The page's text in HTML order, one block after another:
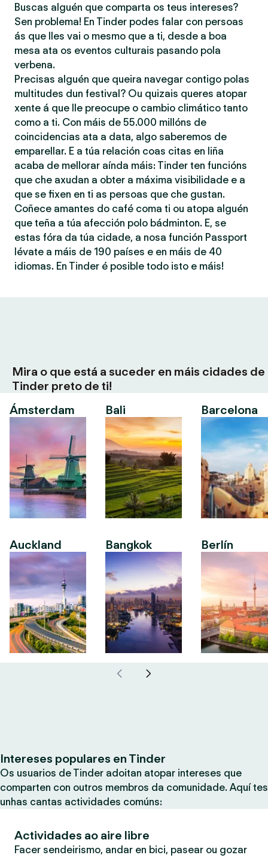
Buscas alguén que comparta os teus intereses?
Sen problema! En Tinder podes falar con persoas
ás que lles vai o mesmo que a ti, desde a boa
mesa ata os eventos culturais pasando pola
verbena.
Precisas alguén que queira navegar contigo polas
multitudes dun festival? Ou quizais queres atopar
xente á que lle preocupe o cambio climático tanto
como a ti. Con máis de 55.000 millóns de
coincidencias ata a data, algo saberemos de
emparellar. E a túa relación coas citas en liña
acaba de mellorar aínda máis: Tinder ten funcións
que che axudan a obter a máxima visibilidade e a
que se fixen en ti as persoas que che gustan.
Coñece amantes do café coma ti ou atopa alguén
que teña a túa afección polo bádminton. E, se
estas fóra da túa cidade, a nosa función Passport
lévate a máis de 190 países e en máis de 40
idiomas. En Tinder é posible todo isto e máis!
Mira o que está a suceder en máis cidades de
Tinder preto de ti!
Ámsterdam
Auckland
Bali
Bangkok
Barcelona
Berlín
Intereses populares en Tinder
Os usuarios de Tinder adoitan atopar intereses que
comparten con outros membros da comunidade. Aquí tes
unhas cantas actividades comúns:
Actividades ao aire libre
Facer sendeirismo, andar en bici, pasear ou gozar